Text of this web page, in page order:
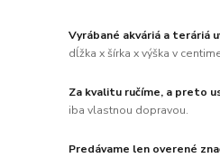
Vyrábané akváriá a teráriá
dĺžka x šírka x výška v
Za kvalitu ručíme, a preto
iba vlastnou dopravou.
Predávame len overené